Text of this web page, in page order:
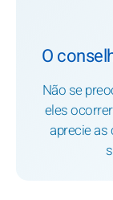
O
Não se
eles
aprecie as